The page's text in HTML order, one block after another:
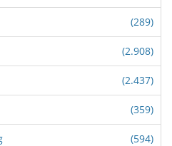
(289)
(2.908)
(2.437)
(359)
(594)